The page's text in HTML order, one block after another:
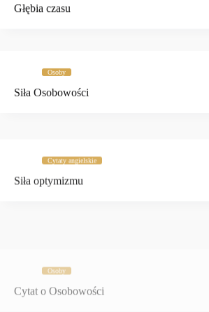
Głębia czasu
Osoby
Siła Osobowości
Cytaty angielskie
Siła optymizmu